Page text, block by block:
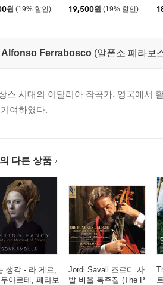
지아' (After Dar
Fantasi
원 (19% 할인)
다울랜드 / 조스캥 (Res
onance: Beethoven, B
quin)
19,500원 (19% 할인)
Alfonso Ferrabosco (알폰소 페라보
스 시대의 이탈리아 작곡가. 영국에서
여하였다.
다른 상품
생각 - 라 게르,
아르테, 페라보
Jordi Savall 조르디 사
발 비올 독주집 (The P